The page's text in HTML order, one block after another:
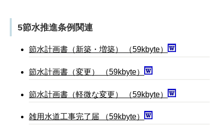
5節水推進条例関連
節水計画書（新築・増築） （59kbyte）
節水計画書（変更） （59kbyte）
節水計画書（軽微な変更） （59kbyte）
雑用水道工事完了届 （59kbyte）